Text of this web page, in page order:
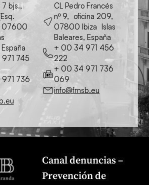
bjs.,
07600
745
736
CL Pedro Francés
nº 9, oficina 209,
07800 Ibiza Islas
Baleares, España
+ 00 34 971 456
222
+ 00 34 971 736
069
info@fmsb.eu
Canal denuncias –
Prevención de